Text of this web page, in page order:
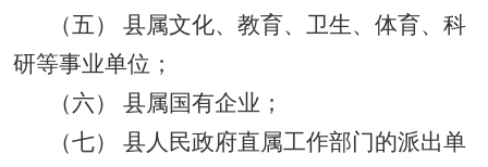
（五）
县属文化、教育、卫生、体育、科
研等事业单位；
（六）
县属国有企业；
（七）
县人民政府直属工作部门的派出单